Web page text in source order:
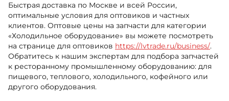
Быстрая доставка по Москве и всей России,
оптимальные условия для оптовиков и частных
клиентов. Оптовые цены на запчасти для категории
«Холодильное оборудование» вы можете посмотреть
на странице для оптовиков https://lvtrade.ru/business/.
Обратитесь к нашим экспертам для подбора запчастей
к ресторанному промышленному оборудованию: для
пищевого, теплового, холодильного, кофейного или
другого оборудования.